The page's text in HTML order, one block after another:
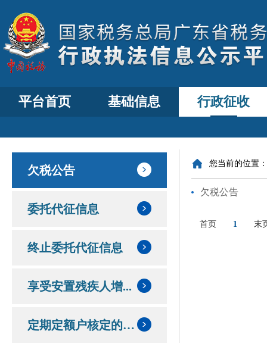
平台首页 基础信息 行政征收
欠税公告
委托代征信息
终止委托代征信息
享受安置残疾人增...
定期定额户核定的定额和应纳税额情况
您当前的位置
欠税公告
首页 1 末